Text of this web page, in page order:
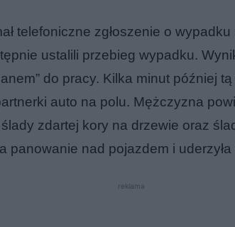
telefoniczne zgłoszenie o
ustalili przebieg wypadku.
do pracy. Kilka minut później
auto na polu. Mężczyzna
zdartej kory na drzewie oraz
panowanie nad pojazdem i
reklama